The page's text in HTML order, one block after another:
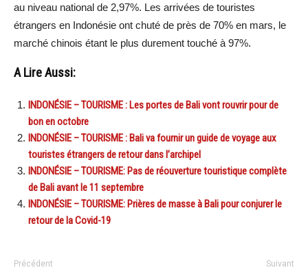
au niveau national de 2,97%. Les arrivées de touristes
étrangers en Indonésie ont chuté de près de 70% en mars, le
marché chinois étant le plus durement touché à 97%.
A Lire Aussi:
INDONÉSIE – TOURISME : Les portes de Bali vont rouvrir pour de
bon en octobre
INDONÉSIE – TOURISME : Bali va fournir un guide de voyage aux
touristes étrangers de retour dans l’archipel
INDONÉSIE – TOURISME: Pas de réouverture touristique complète
de Bali avant le 11 septembre
INDONÉSIE – TOURISME: Prières de masse à Bali pour conjurer le
retour de la Covid-19
Précédent Suivant